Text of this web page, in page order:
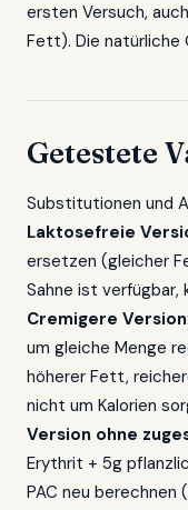
ersten Versuch,
Fett). Die natürliche
Getestete
Substitutionen und
Laktosefreie
ersetzen (gleicher
Sahne ist verfügbar,
Cremigere Version
um gleiche Menge
höherer Fett,
nicht um Kalorien
Version ohne
Erythrit + 5g
PAC neu berechnen